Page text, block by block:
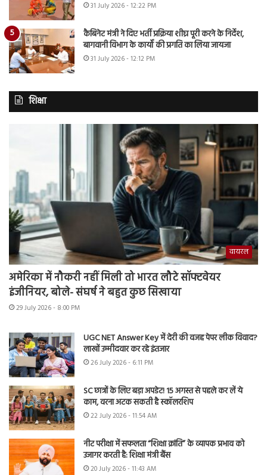
31 July 2026 - 12:22 PM
कैबिनेट मंत्री ने दिए भर्ती प्रक्रिया शीघ्र पूरी करने के निर्देश,
बागवानी विभाग के कार्यों की प्रगति का लिया जायजा
31 July 2026 - 12:12 PM
शिक्षा
वायरल
अमेरिका में नौकरी नहीं मिली तो भारत लौटे सॉफ्टवेयर
इंजीनियर, बोले- संघर्ष ने बहुत कुछ सिखाया
29 July 2026 - 8:00 PM
UGC NET Answer Key में देरी की वजह पेपर लीक विवाद?
लाखों उम्मीदवार कर रहे इंतजार
26 July 2026 - 6:11 PM
SC छात्रों के लिए बड़ा अपडेट! 15 अगस्त से पहले कर लें ये
काम, वरना अटक सकती है स्कॉलरशिप
22 July 2026 - 11:54 AM
नीट परीक्षा में सफलता “शिक्षा क्रांति” के व्यापक प्रभाव को
उजागर करती है: शिक्षा मंत्री बैंस
20 July 2026 - 11:43 AM